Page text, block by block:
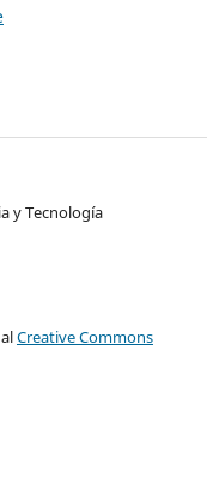
y Tecnología
Creative Commons